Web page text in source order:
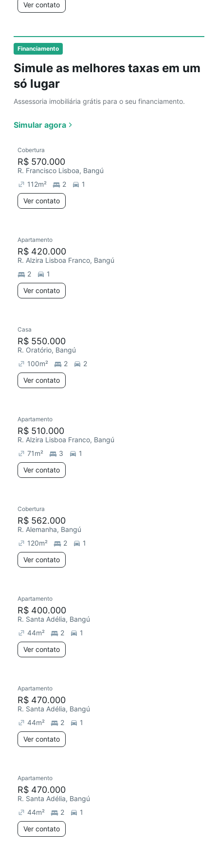
Financiamento
Simule as melhores taxas em um
só lugar
Assessoria imobiliária grátis para o seu financiamento.
Simular agora
Ver contato
Cobertura
R$ 570.000
R. Francisco Lisboa, Bangú
112m² 2
1
Ver contato
Apartamento
R$ 420.000
R. Alzira Lisboa Franco, Bangú
2
1
Ver contato
Casa
R$ 550.000
R. Oratório, Bangú
100m² 2
2
Ver contato
Apartamento
R$ 510.000
R. Alzira Lisboa Franco, Bangú
71m² 3
1
Ver contato
Cobertura
R$ 562.000
R. Alemanha, Bangú
120m² 2
1
Ver contato
Apartamento
R$ 400.000
R. Santa Adélia, Bangú
44m² 2
1
Ver contato
Apartamento
R$ 470.000
R. Santa Adélia, Bangú
44m² 2
1
Ver contato
Apartamento
R$ 470.000
R. Santa Adélia, Bangú
44m² 2
1
Ver contato